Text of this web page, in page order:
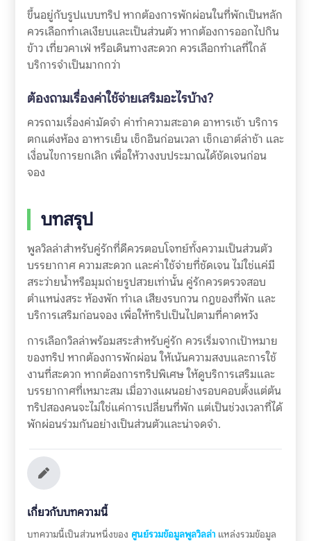
ขึ้นอยู่กับรูปแบบทริป หากต้องการพักผ่อนในที่พักเป็นหลัก
ควรเลือกทำเลเงียบและเป็นส่วนตัว หากต้องการออกไปกิน
ข้าว เที่ยวคาเฟ่ หรือเดินทางสะดวก ควรเลือกทำเลที่ใกล้
บริการจำเป็นมากกว่า
ต้องถามเรื่องค่าใช้จ่ายเสริมอะไรบ้าง?
ควรถามเรื่องค่ามัดจำ ค่าทำความสะอาด อาหารเช้า บริการ
ตกแต่งห้อง อาหารเย็น เช็กอินก่อนเวลา เช็กเอาต์ล่าช้า และ
เงื่อนไขการยกเลิก เพื่อให้วางงบประมาณได้ชัดเจนก่อน
จอง
บทสรุป
พูลวิลล่าสำหรับคู่รักที่ดีควรตอบโจทย์ทั้งความเป็นส่วนตัว
บรรยากาศ ความสะดวก และค่าใช้จ่ายที่ชัดเจน ไม่ใช่แค่มี
สระว่ายน้ำหรือมุมถ่ายรูปสวยเท่านั้น คู่รักควรตรวจสอบ
ตำแหน่งสระ ห้องพัก ทำเล เสียงรบกวน กฎของที่พัก และ
บริการเสริมก่อนจอง เพื่อให้ทริปเป็นไปตามที่คาดหวัง
การเลือกวิลล่าพร้อมสระสำหรับคู่รัก ควรเริ่มจากเป้าหมาย
ของทริป หากต้องการพักผ่อน ให้เน้นความสงบและการใช้
งานที่สะดวก หากต้องการทริปพิเศษ ให้ดูบริการเสริมและ
บรรยากาศที่เหมาะสม เมื่อวางแผนอย่างรอบคอบตั้งแต่ต้น
ทริปสองคนจะไม่ใช่แค่การเปลี่ยนที่พัก แต่เป็นช่วงเวลาที่ได้
พักผ่อนร่วมกันอย่างเป็นส่วนตัวและน่าจดจำ.
เกี่ยวกับบทความนี้
บทความนี้เป็นส่วนหนึ่งของ ศูนย์รวมข้อมูลพูลวิลล่าแหล่งรวมข้อมูล